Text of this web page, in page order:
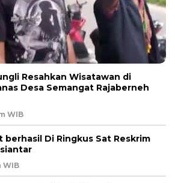
Resahkan Wisatawan di
Desa Semangat Rajaberneh
WIB
berhasil Di Ringkus Sat Reskrim
WIB